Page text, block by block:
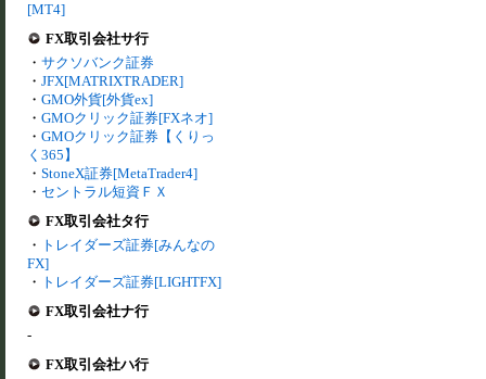
[MT4]
FX取引会社サ行
・ サクソバンク証券
・ JFX[MATRIXTRADER]
・ GMO外貨[外貨ex]
・ GMOクリック証券[FXネオ]
・ GMOクリック証券【くりっ
く365】
・ StoneX証券[MetaTrader4]
・ セントラル短資ＦＸ
FX取引会社タ行
・ トレイダーズ証券[みんなの
FX]
・ トレイダーズ証券[LIGHTFX]
FX取引会社ナ行
-
FX取引会社ハ行